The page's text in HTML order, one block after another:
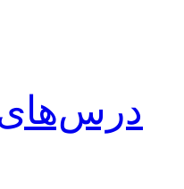
درس‌های